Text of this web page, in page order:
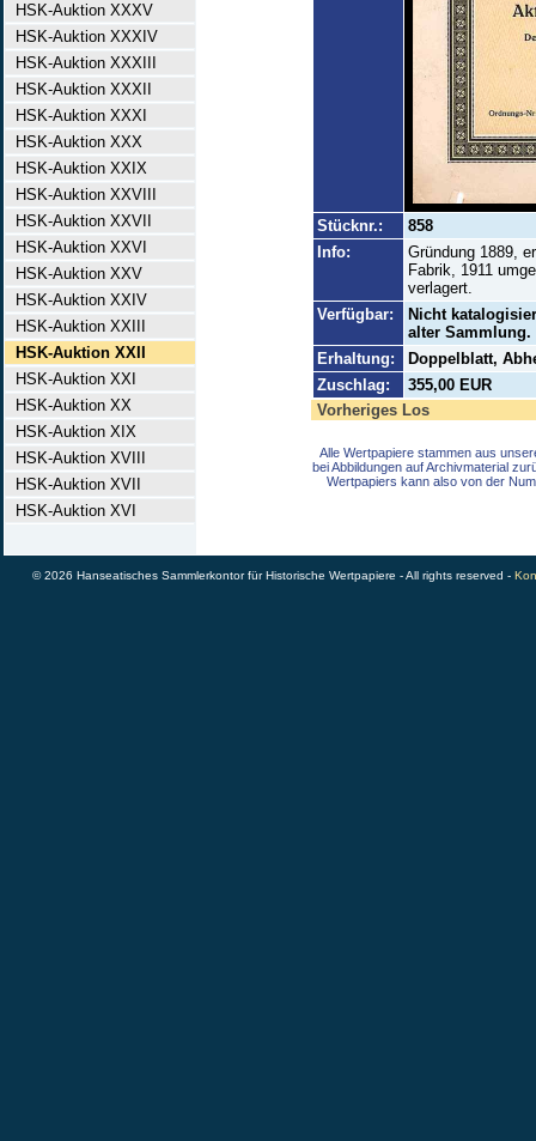
HSK-Auktion XXXV
HSK-Auktion XXXIV
HSK-Auktion XXXIII
HSK-Auktion XXXII
HSK-Auktion XXXI
HSK-Auktion XXX
HSK-Auktion XXIX
HSK-Auktion XXVIII
HSK-Auktion XXVII
HSK-Auktion XXVI
HSK-Auktion XXV
HSK-Auktion XXIV
HSK-Auktion XXIII
HSK-Auktion XXII
HSK-Auktion XXI
HSK-Auktion XX
HSK-Auktion XIX
HSK-Auktion XVIII
HSK-Auktion XVII
HSK-Auktion XVI
Stücknr.:
858
Info:
Gründung 1889,
Fabrik, 1911
verlagert.
Verfügbar:
Nicht
alter Sammlung.
Erhaltung:
Doppelblatt,
Zuschlag:
355,00 EUR
Vorheriges Los
Alle Wertpapiere stammen aus
bei Abbildungen auf Archivmaterial
Wertpapiers kann also von der
© 2026 Hanseatisches Sammlerkontor für Historische Wertpapiere - All rights reserved -